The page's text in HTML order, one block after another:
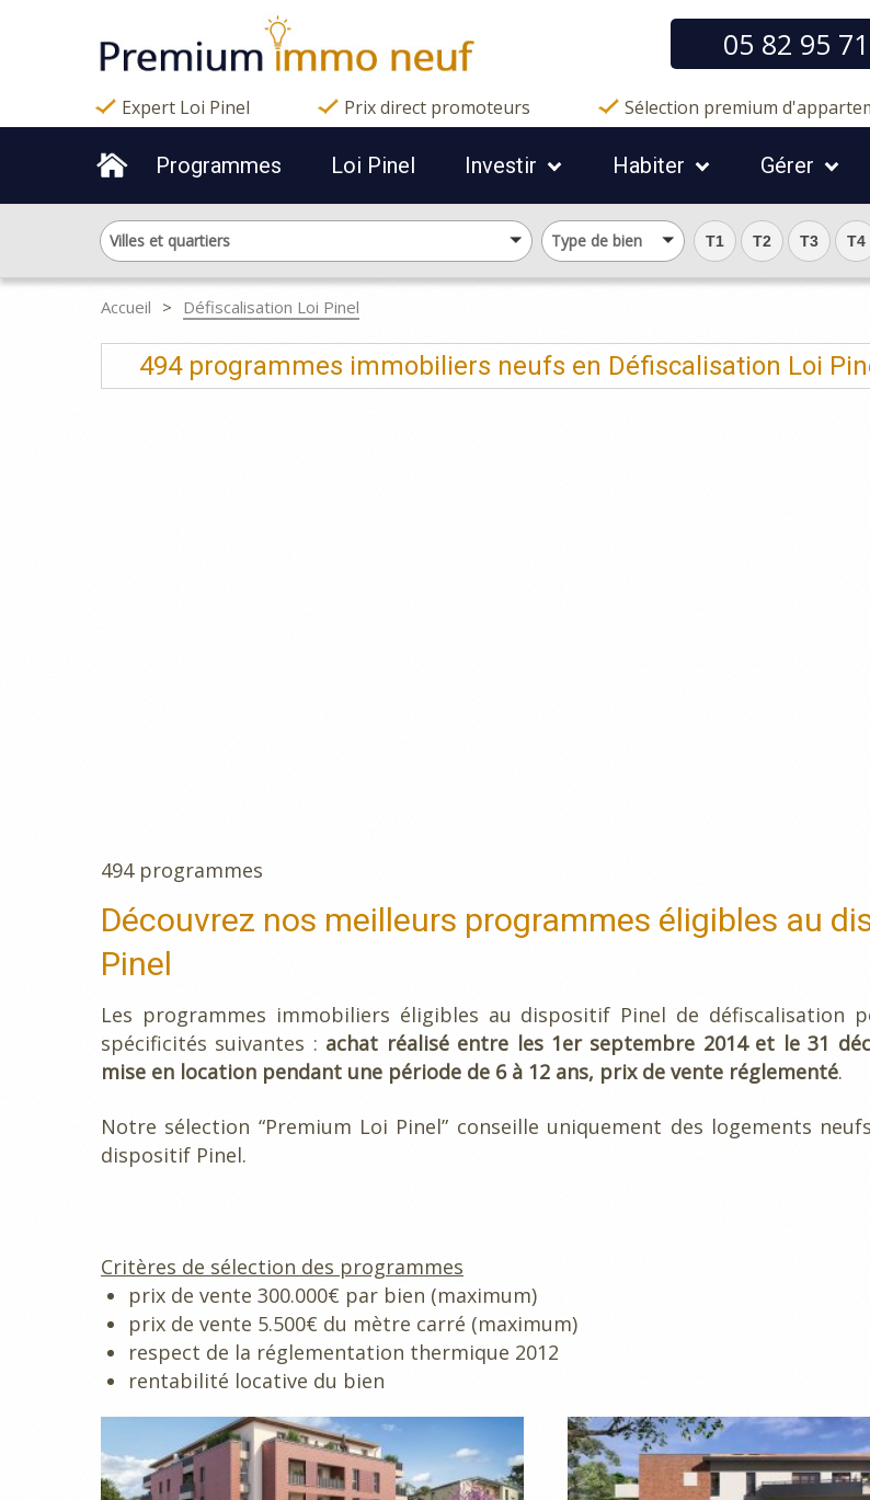
05 82 95
Expert Loi Pinel Prix direct promoteurs Sélection premium
Programmes Loi Pinel Investir Habiter Gérer
Villes et quartiers Type de bien T1 T2 T3 T4
Accueil Défiscalisation Loi Pinel
494 programmes immobiliers neufs en Défiscalisation Loi
494 programmes
Découvrez nos meilleurs programmes éligibles au
Pinel
Les programmes immobiliers éligibles au dispositif Pinel de défiscalisation
spécificités suivantes : achat réalisé entre les 1er septembre 2014 et le 31
mise en location pendant une période de 6 à 12 ans, prix de vente réglementé.
Notre sélection “Premium Loi Pinel” conseille uniquement des logements
dispositif Pinel.
Critères de sélection des programmes
prix de vente 300.000€ par bien (maximum)
prix de vente 5.500€ du mètre carré (maximum)
respect de la réglementation thermique 2012
rentabilité locative du bien